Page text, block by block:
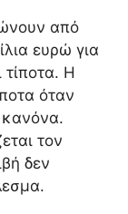
από
ευρώ για
τίποτα. Η
όταν
κανόνα.
τον
δεν